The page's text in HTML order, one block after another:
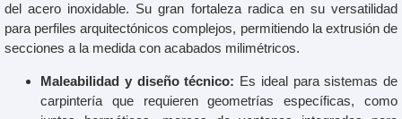
del acero inoxidable. Su gran fortaleza radica en su versatilidad
para perfiles arquitectónicos complejos, permitiendo la extrusión de
secciones a la medida con acabados milimétricos.
Maleabilidad y diseño técnico: Es ideal para sistemas de
carpintería que requieren geometrías específicas, como